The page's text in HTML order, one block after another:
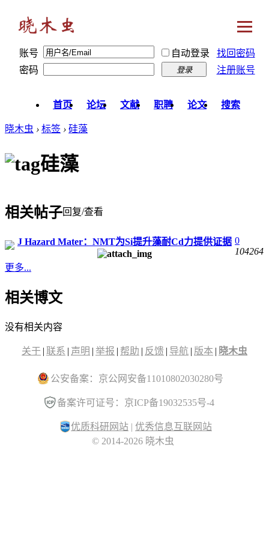
账号 自动登录
找回密码
密码
登录 注册账号
首页 论坛 文献 职聘 论文 搜索
晓木虫 › 标签 › 硅藻
硅藻
相关帖子回复/查看
J Hazard Mater：NMT为Si提升藻耐Cd力提供证据 0
104264
更多...
相关博文
没有相关内容
关于 | 联系 | 声明 | 举报 | 帮助 | 反馈 | 导航 | 版本 | 晓木虫
公安备案：京公网安备11010802030280号
备案许可证号：京ICP备19032535号-4
优质科研网站 | 优秀信息互联网站
© 2014-2026 晓木虫